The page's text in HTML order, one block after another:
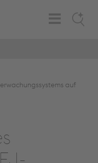
Search
Toggle
Navigation
auf